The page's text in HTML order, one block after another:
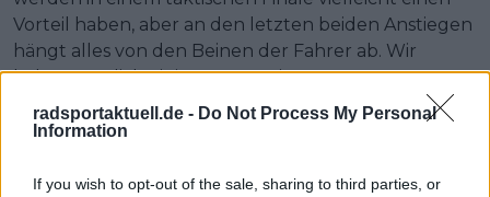
radsportaktuell.de - Do Not Process My Personal
Information
If you wish to opt-out of the sale, sharing to third parties, or
Vorteil haben, aber an den letzten beiden Anstiegen
hängt alles von den Beinen der Fahrer ab. Wir
haben nämlich einige Männer in guter Form,Tom
Pidcock
ist eindeutig einer von ihnen - obwohl ihm
dieses Rennen nicht so gut liegt, kann er auf den
sein. An den Anstiegen fallen mirDylan Teuns und